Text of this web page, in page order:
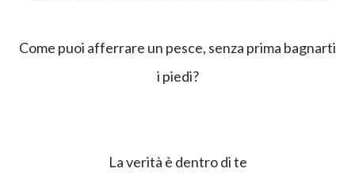
Come puoi afferrare un pesce, senza prima bagnarti
i piedi?
La verità è dentro di te